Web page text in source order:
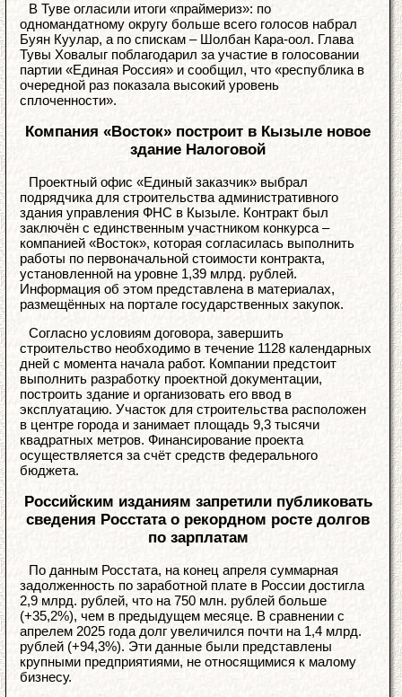
В Туве огласили итоги «праймериз»: по
одномандатному округу больше всего голосов набрал
Буян Куулар, а по спискам – Шолбан Кара-оол. Глава
Тувы Ховалыг поблагодарил за участие в голосовании
партии «Единая Россия» и сообщил, что «республика в
очередной раз показала высокий уровень
сплоченности».
Компания «Восток» построит в Кызыле новое
здание Налоговой
Проектный офис «Единый заказчик» выбрал
подрядчика для строительства административного
здания управления ФНС в Кызыле. Контракт был
заключён с единственным участником конкурса –
компанией «Восток», которая согласилась выполнить
работы по первоначальной стоимости контракта,
установленной на уровне 1,39 млрд. рублей.
Информация об этом представлена в материалах,
размещённых на портале государственных закупок.
Согласно условиям договора, завершить
строительство необходимо в течение 1128 календарных
дней с момента начала работ. Компании предстоит
выполнить разработку проектной документации,
построить здание и организовать его ввод в
эксплуатацию. Участок для строительства расположен
в центре города и занимает площадь 9,3 тысячи
квадратных метров. Финансирование проекта
осуществляется за счёт средств федерального
бюджета.
Российским изданиям запретили публиковать
сведения Росстата о рекордном росте долгов
по зарплатам
По данным Росстата, на конец апреля суммарная
задолженность по заработной плате в России достигла
2,9 млрд. рублей, что на 750 млн. рублей больше
(+35,2%), чем в предыдущем месяце. В сравнении с
апрелем 2025 года долг увеличился почти на 1,4 млрд.
рублей (+94,3%). Эти данные были представлены
крупными предприятиями, не относящимися к малому
бизнесу.